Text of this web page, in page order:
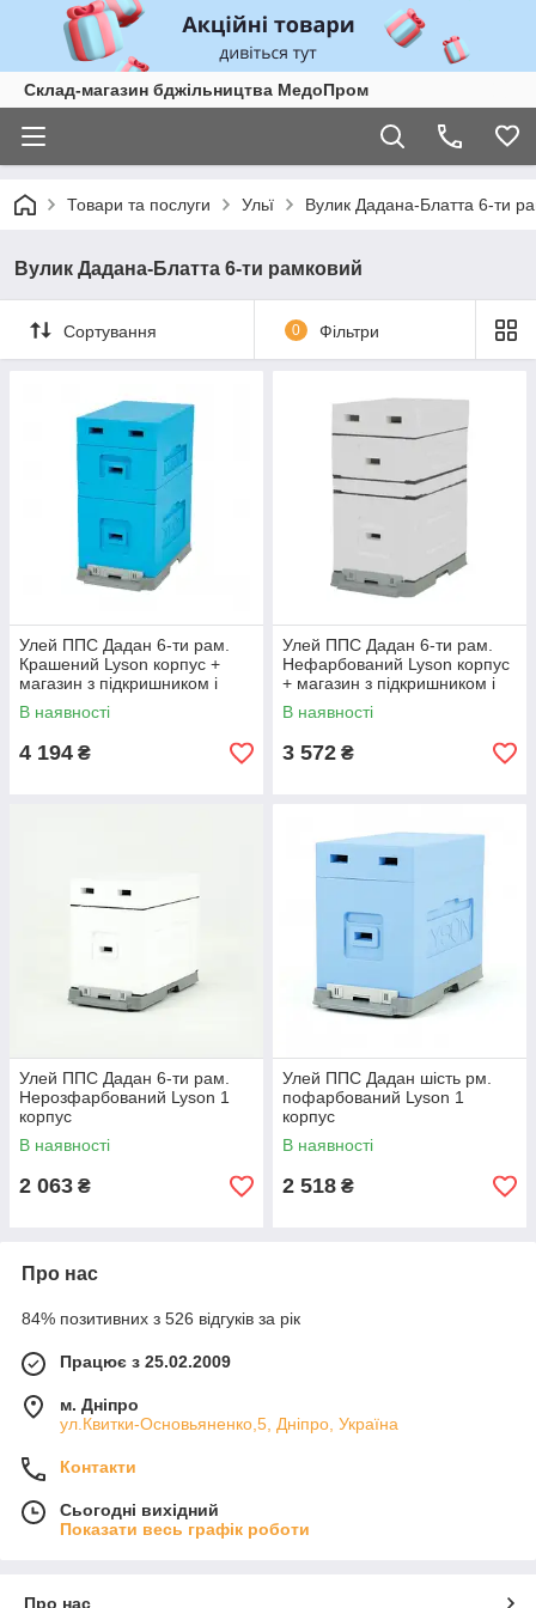
Склад-магазин бджільництва МедоПром
Товари та послуги Ульї Вулик Дадана-Блатта 6-ти
Вулик Дадана-Блатта 6-ти рамковий
Сортування 0 Фільтри
Улей ППС Дадан 6-ти рам.
Крашений Lyson корпус +
магазин з підкришником і
пластмасовим дном
пофарбований
В наявності
4 194 ₴
Улей ППС Дадан 6-ти рам.
Нефарбований Lyson корпус
+ магазин з підкришником і
пластиковим дном
В наявності
3 572 ₴
Улей ППС Дадан 6-ти рам.
Нерозфарбований Lyson 1
корпус
В наявності
2 063 ₴
Улей ППС Дадан шість рм.
пофарбований Lyson 1
корпус
В наявності
2 518 ₴
Про нас
84% позитивних з 526 відгуків за рік
Працює з 25.02.2009
м. Дніпро
ул.Квитки-Основьяненко,5, Дніпро, Україна
Контакти
Сьогодні вихідний
Показати весь графік роботи
Про нас